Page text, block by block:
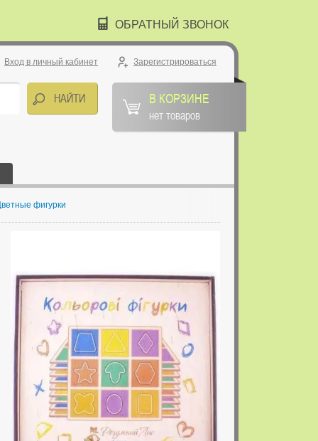
ОБРАТНЫЙ ЗВОНОК
Вход в личный кабинет Зарегистрироваться
В КОРЗИНЕ
нет товаров
фигурки